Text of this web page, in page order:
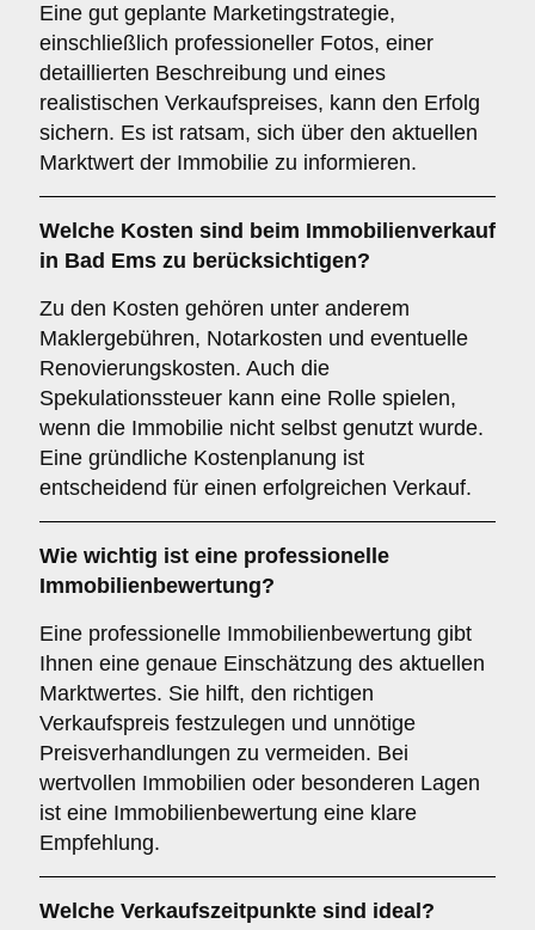
Eine gut geplante Marketingstrategie,
einschließlich professioneller Fotos, einer
detaillierten Beschreibung und eines
realistischen Verkaufspreises, kann den Erfolg
sichern. Es ist ratsam, sich über den aktuellen
Marktwert der Immobilie zu informieren.
Welche Kosten sind beim Immobilienverkauf
in Bad Ems zu berücksichtigen?
Zu den Kosten gehören unter anderem
Maklergebühren, Notarkosten und eventuelle
Renovierungskosten. Auch die
Spekulationssteuer kann eine Rolle spielen,
wenn die Immobilie nicht selbst genutzt wurde.
Eine gründliche Kostenplanung ist
entscheidend für einen erfolgreichen Verkauf.
Wie wichtig ist eine professionelle
Immobilienbewertung?
Eine professionelle Immobilienbewertung gibt
Ihnen eine genaue Einschätzung des aktuellen
Marktwertes. Sie hilft, den richtigen
Verkaufspreis festzulegen und unnötige
Preisverhandlungen zu vermeiden. Bei
wertvollen Immobilien oder besonderen Lagen
ist eine Immobilienbewertung eine klare
Empfehlung.
Welche Verkaufszeitpunkte sind ideal?